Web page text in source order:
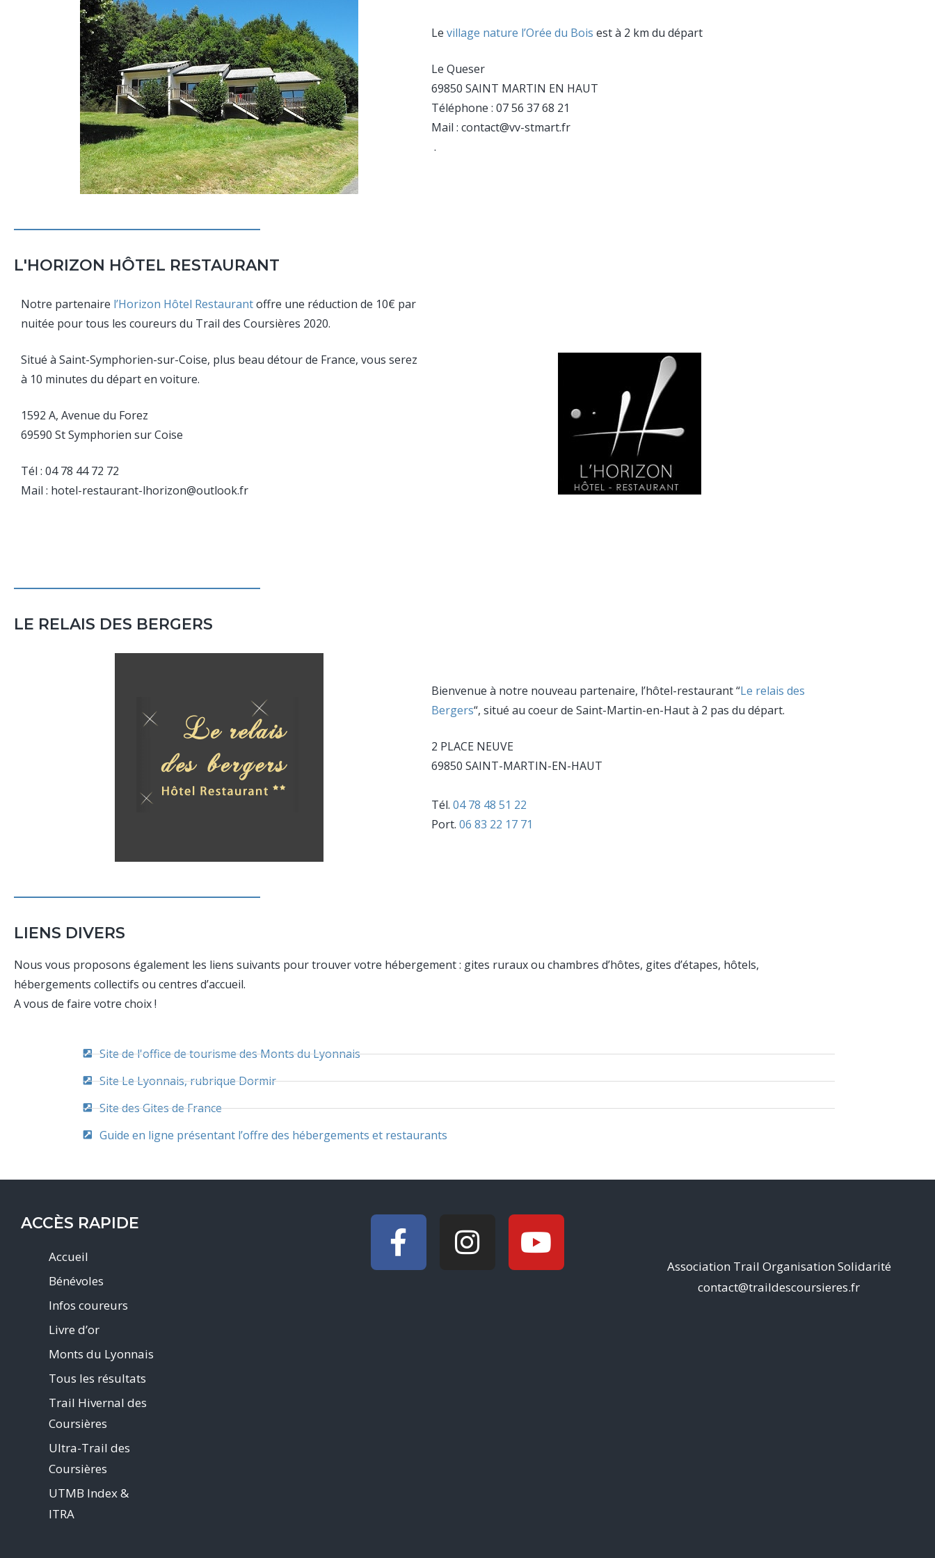
Le village nature l’Orée du Bois est à 2 km du départ
Le Queser
69850 SAINT MARTIN EN HAUT
Téléphone : 07 56 37 68 21
Mail : contact@vv-stmart.fr
.
L'HORIZON HÔTEL RESTAURANT
Notre partenaire l’Horizon Hôtel Restaurantoffre une réduction de 10€ par
nuitée pour tous les coureurs du Trail des Coursières 2020.
Situé à Saint-Symphorien-sur-Coise, plus beau détour de France, vous serez
à 10 minutes du départ en voiture.
1592 A, Avenue du Forez
69590 St Symphorien sur Coise
Tél : 04 78 44 72 72
Mail : hotel-restaurant-lhorizon@outlook.fr
LE RELAIS DES BERGERS
Bienvenue à notre nouveau partenaire, l’hôtel-restaurant “Le relais des
Bergers“, situé au coeur de Saint-Martin-en-Haut à 2 pas du départ.
2 PLACE NEUVE
69850 SAINT-MARTIN-EN-HAUT
Tél. 04 78 48 51 22
Port. 06 83 22 17 71
LIENS DIVERS
Nous vous proposons également les liens suivants pour trouver votre hébergement : gites ruraux ou chambres d’hôtes, gites d’étapes, hôtels,
hébergements collectifs ou centres d’accueil.
A vous de faire votre choix !
Site de l'office de tourisme des Monts du Lyonnais
Site Le Lyonnais, rubrique Dormir
Site des Gites de France
Guide en ligne présentant l’offre des hébergements et restaurants
ACCÈS RAPIDE
Accueil
Bénévoles
Infos coureurs
Livre d’or
Monts du Lyonnais
Tous les résultats
Trail Hivernal des
Coursières
Ultra-Trail des
Coursières
UTMB Index &
ITRA
Association Trail Organisation Solidarité
contact@traildescoursieres.fr